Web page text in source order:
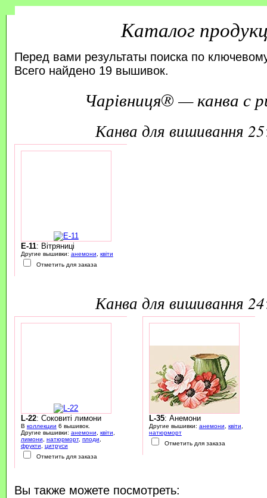
Каталог
Перед вами результаты поиска по
Всего найдено 19 вышивок.
Чарівниця® — канва с
канва для вишивання
E-11: Вітряниці
Другие вышивки: анемони
квіти
Отметить для заказа
канва для вишивання
L-22: Соковиті лимони
В коллекции 6 вышивок.
Другие вышивки: анемони квіти
лимони
натюрморт, плоди
фрукти
цитруси
Отметить для заказа
L-35: Анемони
Другие вышивки: анемони квіти
натюрморт
Отметить для заказа
Вы также можете посмотреть: